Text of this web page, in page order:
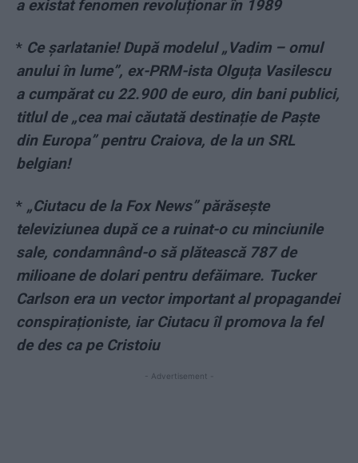
a existat fenomen revoluționar în 1989
* Ce șarlatanie! După modelul „Vadim – omul
anului în lume”, ex-PRM-ista Olguța Vasilescu
a cumpărat cu 22.900 de euro, din bani publici,
titlul de „cea mai căutată destinație de Paște
din Europa” pentru Craiova, de la un SRL
belgian!
* „Ciutacu de la Fox News” părăsește
televiziunea după ce a ruinat-o cu minciunile
sale, condamnând-o să plătească 787 de
milioane de dolari pentru defăimare. Tucker
Carlson era un vector important al propagandei
conspiraționiste, iar Ciutacu îl promova la fel
de des ca pe Cristoiu
- Advertisement -